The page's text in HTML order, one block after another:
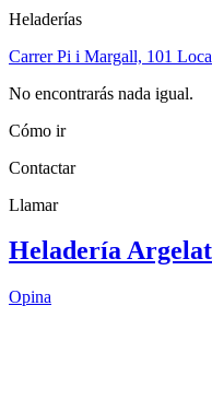
Heladerías
Carrer Pi i Margall, 101
No encontrarás nada igual.
Cómo ir
Contactar
Llamar
Heladería
Opina